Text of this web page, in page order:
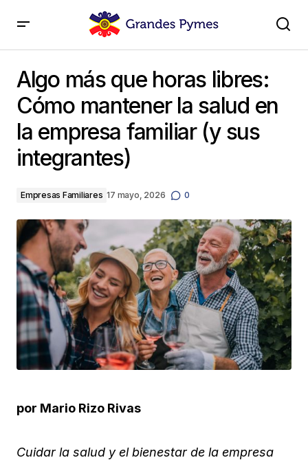
en la empresa familiar (y sus integrantes)
Algo más que horas libres:
Cómo mantener la salud en
la empresa familiar (y sus
integrantes)
Empresas Familiares 17 mayo, 2026 0
por Mario Rizo Rivas
Cuidar la salud y el bienestar de la empresa